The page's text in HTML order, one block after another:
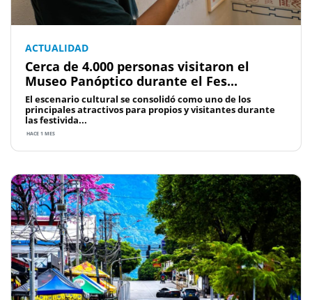
ACTUALIDAD
Cerca de 4.000 personas visitaron el
Museo Panóptico durante el Fes...
El escenario cultural se consolidó como uno de los
principales atractivos para propios y visitantes durante
las festivida...
HACE 1 MES